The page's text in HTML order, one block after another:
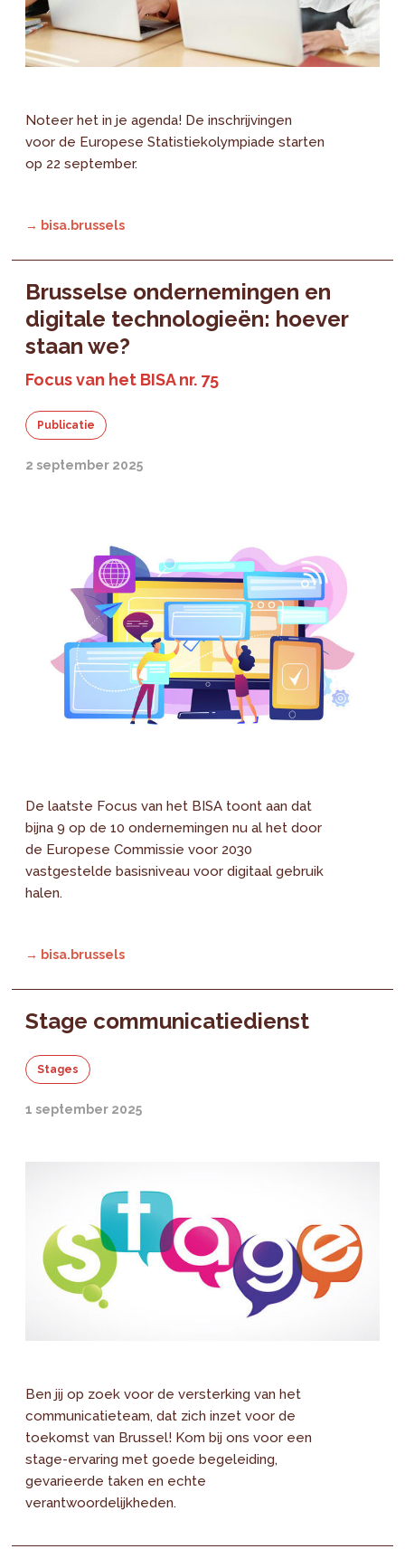
Noteer het in je agenda! De inschrijvingen
voor de Europese Statistiekolympiade starten
op 22 september.
→ bisa.brussels
Brusselse ondernemingen en
digitale technologieën: hoever
staan we?
Focus van het BISA nr. 75
Publicatie
2 september 2025
De laatste Focus van het BISA toont aan dat
bijna 9 op de 10 ondernemingen nu al het door
de Europese Commissie voor 2030
vastgestelde basisniveau voor digitaal gebruik
halen.
→ bisa.brussels
Stage communicatiedienst
Stages
1 september 2025
Ben jij op zoek voor de versterking van het
communicatieteam, dat zich inzet voor de
toekomst van Brussel! Kom bij ons voor een
stage-ervaring met goede begeleiding,
gevarieerde taken en echte
verantwoordelijkheden.